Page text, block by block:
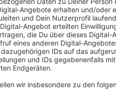
Veröffentlicht:Samstag,
Anzeige